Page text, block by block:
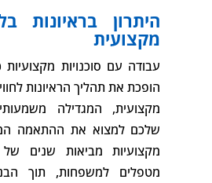
היתרון בראיונות
מקצועית
עבודה עם סוכנויות מקצועיות
הופכת את תהליך הראיונות
מקצועית, המגדילה
שלכם למצוא את ההתאמה
מקצועיות מביאות שנים של
מטפלים למשפחות, תוך